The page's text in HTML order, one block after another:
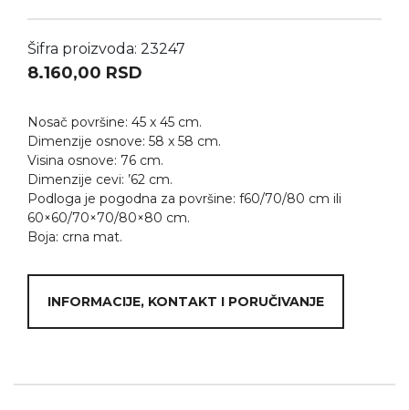
Šifra proizvoda: 23247
8.160,00 RSD
Nosač površine: 45 x 45 cm.
Dimenzije osnove: 58 x 58 cm.
Visina osnove: 76 cm.
Dimenzije cevi: ’62 cm.
Podloga je pogodna za površine: f60/70/80 cm ili
60×60/70×70/80×80 cm.
Boja: crna mat.
INFORMACIJE, KONTAKT I PORUČIVANJE